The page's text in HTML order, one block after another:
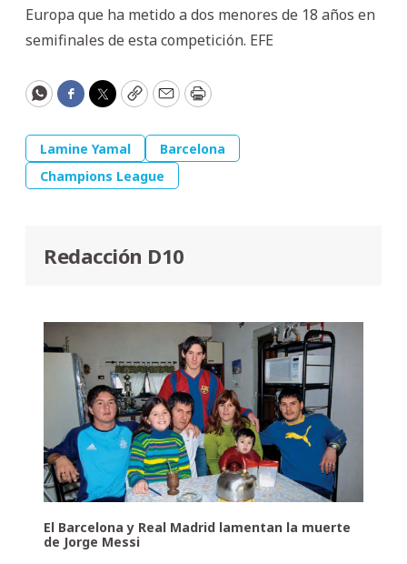
Europa que ha metido a dos menores de 18 años en
semifinales de esta competición. EFE
WhatsApp
Facebook
Twitter
CopyEmailPrint
Lamine Yamal
Barcelona
Champions League
Redacción D10
El Barcelona y Real Madrid lamentan la muerte
de Jorge Messi